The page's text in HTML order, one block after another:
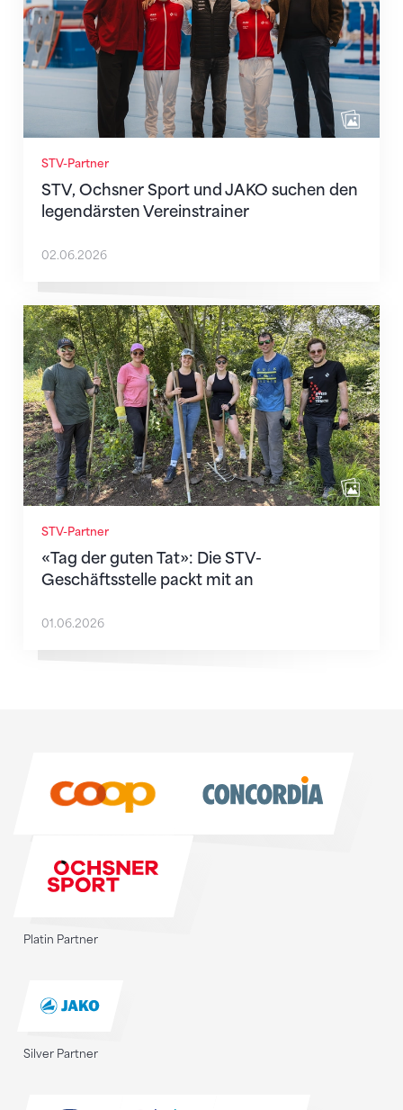
STV-Partner
STV, Ochsner Sport und JAKO suchen den
legendärsten Vereinstrainer
02.06.2026
STV-Partner
«Tag der guten Tat»: Die STV-
Geschäftsstelle packt mit an
«Tag der guten Tat»: Die STV-Geschäftsstelle packt
01.06.2026
Platin Partner
Silver Partner